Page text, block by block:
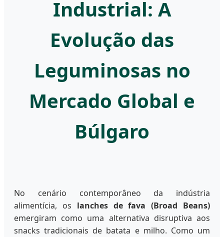
Industrial: A
Evolução das
Leguminosas no
Mercado Global e
Búlgaro
No cenário contemporâneo da indústria
alimentícia, os lanches de fava (Broad Beans)
emergiram como uma alternativa disruptiva aos
snacks tradicionais de batata e milho. Como um